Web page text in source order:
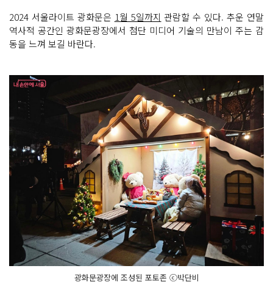
2024 서울라이트 광화문은 1월 5일까지 관람할 수 있다. 추운 연말
역사적 공간인 광화문광장에서 첨단 미디어 기술의 만남이 주는 감
동을 느껴 보길 바란다.
광화문광장에 조성된 포토존 ⓒ박단비